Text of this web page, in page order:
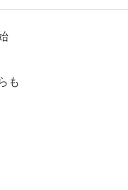
も